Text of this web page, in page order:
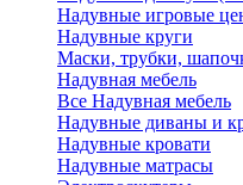
Надувные игровые
Надувные круги
Маски, трубки,
Надувная мебель
Все Надувная мебель
Надувные диваны и
Надувные кровати
Надувные матрасы